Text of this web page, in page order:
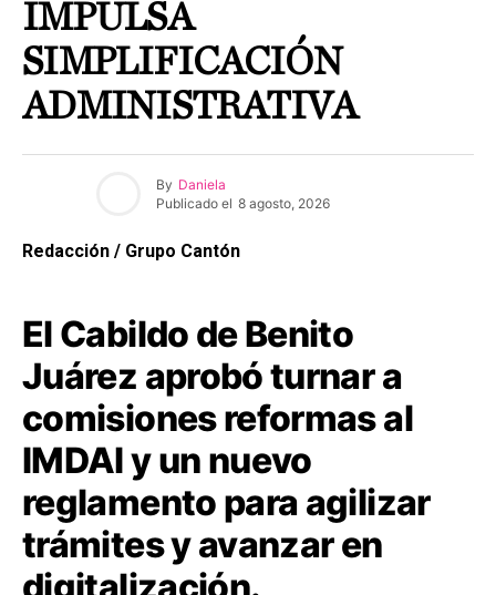
IMPULSA
SIMPLIFICACIÓN
ADMINISTRATIVA
By Daniela
Publicado el 8 agosto, 2026
Redacción / Grupo Cantón
El Cabildo de Benito
Juárez aprobó turnar a
comisiones reformas al
IMDAI y un nuevo
reglamento para agilizar
trámites y avanzar en